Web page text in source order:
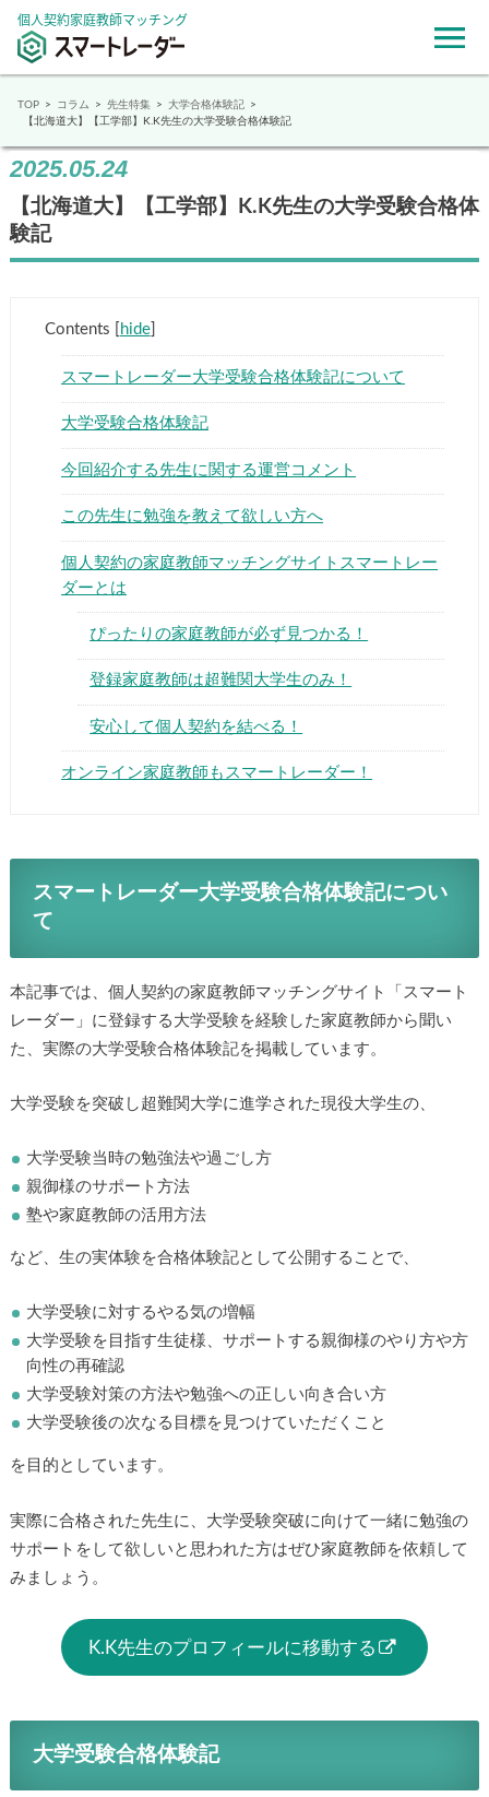
個人契約家庭教師マッチング
▶
TOP コラム 先生特集
大学合格体験記
【北海道大】【工学部】K.K先生の大学受験合格体験記
2025.05.24
【北海道大】【工学部】K.K先生の大学受験合格体
験記
Contents hide]
スマートレーダー大学受験合格体験記について
大学受験合格体験記
今回紹介する先生に関する運営コメント
この先生に勉強を教えて欲しい方へ
個人契約の家庭教師マッチングサイトスマートレー
ダーとは
ぴったりの家庭教師が必ず見つかる！
登録家庭教師は超難関大学生のみ！
安心して個人契約を結べる！
オンライン家庭教師もスマートレーダー！
スマートレーダー大学受験合格体験記につい
て
本記事では、個人契約の家庭教師マッチングサイト「スマート
レーダー」に登録する大学受験を経験した家庭教師から聞い
た、実際の大学受験合格体験記を掲載しています。
大学受験を突破し超難関大学に進学された現役大学生の、
大学受験当時の勉強法や過ごし方
親御様のサポート方法
塾や家庭教師の活用方法
など、生の実体験を合格体験記として公開することで、
大学受験に対するやる気の増幅
大学受験を目指す生徒様、サポートする親御様のやり方や方
向性の再確認
大学受験対策の方法や勉強への正しい向き合い方
大学受験後の次なる目標を見つけていただくこと
を目的としています。
実際に合格された先生に、大学受験突破に向けて一緒に勉強の
サポートをして欲しいと思われた方はぜひ家庭教師を依頼して
みましょう。
K.K先生のプロフィールに移動する
大学受験合格体験記